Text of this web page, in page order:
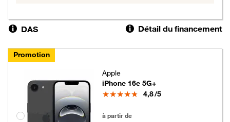
DAS Détail du financement
Promotion
Groupe de couleurs disponibles non sélectionnables
Apple
iPhone 16e 5G+
Note
4,8/5
à partir de